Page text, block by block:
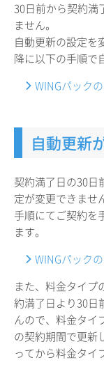
30日前から契約満
ません。
自動更新の設定を
降に以下の手順で
WINGパック
自動更新
契約満了日の30日
定が変更できませ
手順にてご契約を
ます。
WINGパック
また、料金タイプ
約満了日より30日
んので、料金タイ
の契約期間で更新
ってから料金タイ